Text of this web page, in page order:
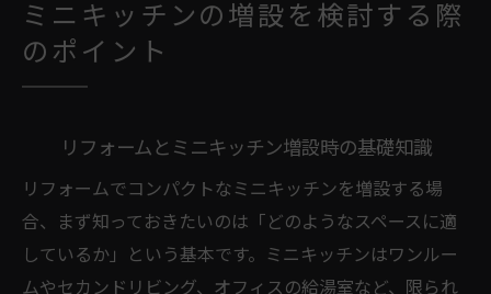
ミニキッチンの増設を検討する際
のポイント
リフォームとミニキッチン増設時の基礎知識
リフォームでコンパクトなミニキッチンを増設する場
合、まず知っておきたいのは「どのようなスペースに適
しているか」という基本です。ミニキッチンはワンルー
ムやセカンドリビング、オフィスの給湯室など、限られ